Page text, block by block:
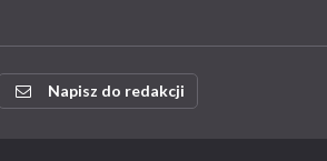
Napisz do redakcji